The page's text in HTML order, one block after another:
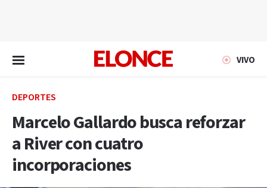
VIVO
DEPORTES
Marcelo Gallardo busca reforzar
a River con cuatro
incorporaciones